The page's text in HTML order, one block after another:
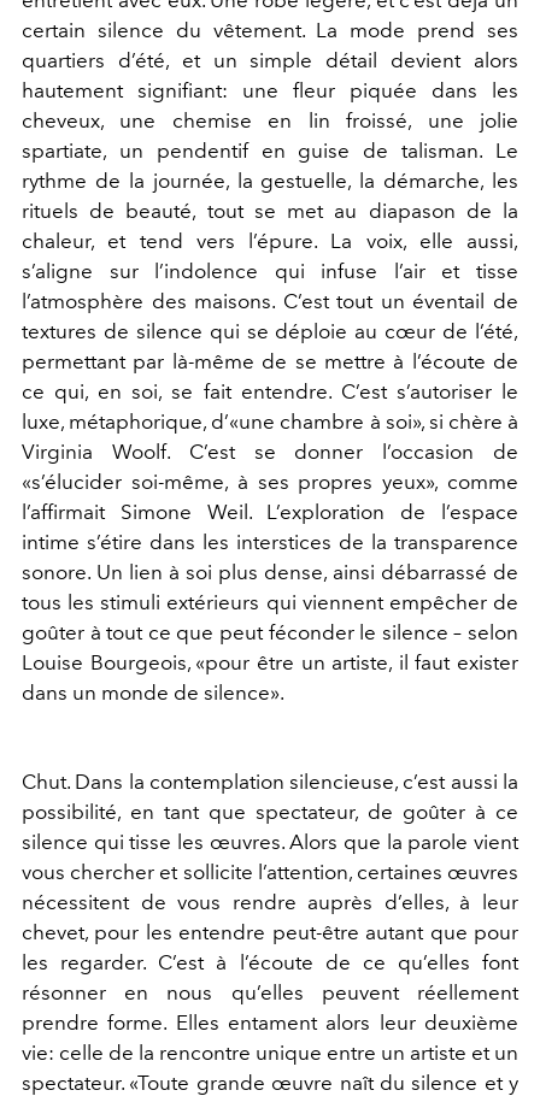
certain silence du vêtement. La mode prend ses
quartiers d’été, et un simple détail devient alors
hautement signifiant: une fleur piquée dans les
cheveux, une chemise en lin froissé, une jolie
spartiate, un pendentif en guise de talisman. Le
rythme de la journée, la gestuelle, la démarche, les
rituels de beauté, tout se met au diapason de la
chaleur, et tend vers l’épure. La voix, elle aussi,
s’aligne sur l’indolence qui infuse l’air et tisse
l’atmosphère des maisons. C’est tout un éventail de
textures de silence qui se déploie au cœur de l’été,
permettant par là-même de se mettre à l’écoute de
ce qui, en soi, se fait entendre. C’est s’autoriser le
luxe, métaphorique, d’«une chambre à soi», si chère à
Virginia Woolf. C’est se donner l’occasion de
«s’élucider soi-même, à ses propres yeux», comme
l’affirmait Simone Weil. L’exploration de l’espace
intime s’étire dans les interstices de la transparence
sonore. Un lien à soi plus dense, ainsi débarrassé de
tous les stimuli extérieurs qui viennent empêcher de
goûter à tout ce que peut féconder le silence – selon
Louise Bourgeois, «pour être un artiste, il faut exister
dans un monde de silence».
Chut. Dans la contemplation silencieuse, c’est aussi la
possibilité, en tant que spectateur, de goûter à ce
silence qui tisse les œuvres. Alors que la parole vient
vous chercher et sollicite l’attention, certaines œuvres
nécessitent de vous rendre auprès d’elles, à leur
chevet, pour les entendre peut-être autant que pour
les regarder. C’est à l’écoute de ce qu’elles font
résonner en nous qu’elles peuvent réellement
prendre forme. Elles entament alors leur deuxième
vie: celle de la rencontre unique entre un artiste et un
spectateur. «Toute grande œuvre naît du silence et y